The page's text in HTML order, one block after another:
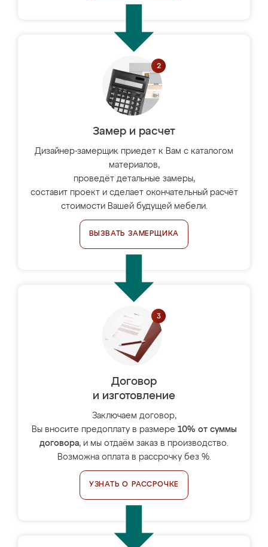
Замер и расчет
Дизайнер-замерщик приедет к Вам с каталогом
материалов,
проведёт детальные замеры,
составит проект и сделает окончательный расчёт
стоимости Вашей будущей мебели.
ВЫЗВАТЬ ЗАМЕРЩИКА
Договор
и изготовление
Заключаем договор,
Вы вносите предоплату в размере 10% от суммы
договора, и мы отдаём заказ в производство.
Возможна оплата в рассрочку без %.
УЗНАТЬ О РАССРОЧКЕ